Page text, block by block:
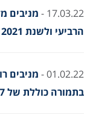
17.03.22 -
מניבים
הרביעי ולשנת 2021
01.02.22 -
מניבים
בתמורה כוללת של 177 מליון ₪